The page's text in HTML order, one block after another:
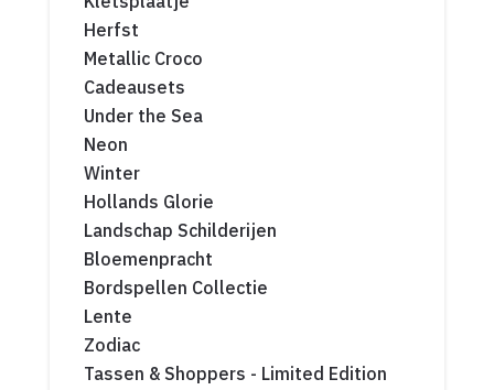
Herfst
Metallic Croco
Cadeausets
Under the Sea
Neon
Winter
Hollands Glorie
Landschap Schilderijen
Bloemenpracht
Bordspellen Collectie
Lente
Zodiac
Tassen & Shoppers - Limited Edition